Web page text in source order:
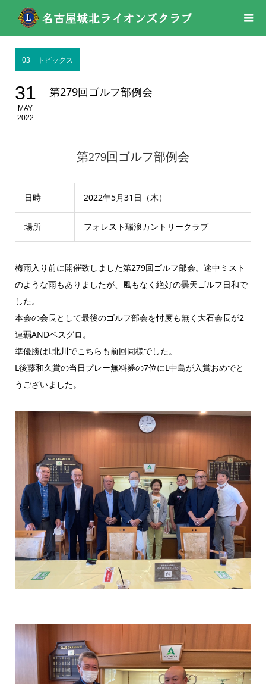
03 トピックス
31
MAY
2022
第279回ゴルフ部例会
第279回ゴルフ部例会
日時 2022年5月31日（木）
場所 フォレスト瑞浪カントリークラブ
梅雨入り前に開催致しました第279回ゴルフ部会。途中ミスト
のような雨もありましたが、風もなく絶好の曇天ゴルフ日和で
した。
本会の会長として最後のゴルフ部会を忖度も無く大石会長が2
連覇ANDベスグロ。
準優勝はL北川でこちらも前回同様でした。
L後藤和久賞の当日プレー無料券の7位にL中島が入賞おめでと
うございました。